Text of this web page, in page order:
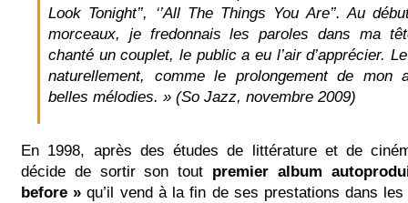
Look Tonight’’, ‘’All The Things You Are’’. Au
morceaux, je fredonnais les paroles dans ma
chanté un couplet, le public a eu l’air d’apprécier.
naturellement, comme le prolongement de mon
belles mélodies. » (So Jazz, novembre 2009)
En 1998, après des études de littérature et de
décide de sortir son tout premier album
before » qu’il vend à la fin de ses prestations dans